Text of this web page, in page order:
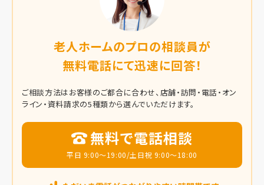
老人ホームのプロの相談員が
無料電話にて迅速に回答！
ご相談方法はお客様のご都合に合わせ、店舗・訪問・電話・オン
ライン・資料請求の5種類から選んでいただけます。
無料で電話相談
平日 9:00～19:00/土日祝 9:00～18:00